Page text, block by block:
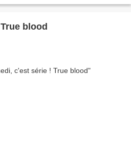
blood